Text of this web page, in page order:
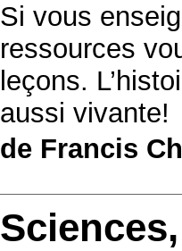
Si vous
ressources
leçons.
aussi vivante!
de Francis